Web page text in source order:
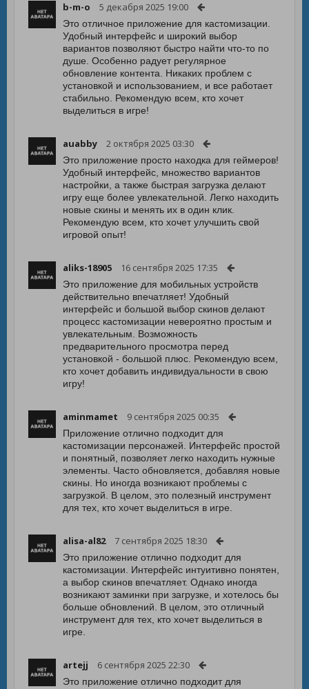
b-m-o 5 декабря 2025 19:00
Это отличное приложение для кастомизации.
Удобный интерфейс и широкий выбор
вариантов позволяют быстро найти что-то по
душе. Особенно радует регулярное
обновление контента. Никаких проблем с
установкой и использованием, и все работает
стабильно. Рекомендую всем, кто хочет
выделиться в игре!
auabby 2 октября 2025 03:30
Это приложение просто находка для геймеров!
Удобный интерфейс, множество вариантов
настройки, а также быстрая загрузка делают
игру еще более увлекательной. Легко находить
новые скины и менять их в один клик.
Рекомендую всем, кто хочет улучшить свой
игровой опыт!
aliks-18905 16 сентября 2025 17:35
Это приложение для мобильных устройств
действительно впечатляет! Удобный
интерфейс и большой выбор скинов делают
процесс кастомизации невероятно простым и
увлекательным. Возможность
предварительного просмотра перед
установкой - большой плюс. Рекомендую всем,
кто хочет добавить индивидуальности в свою
игру!
aminmamet 9 сентября 2025 00:35
Приложение отлично подходит для
кастомизации персонажей. Интерфейс простой
и понятный, позволяет легко находить нужные
элементы. Часто обновляется, добавляя новые
скины. Но иногда возникают проблемы с
загрузкой. В целом, это полезный инструмент
для тех, кто хочет выделиться в игре.
alisa-al82 7 сентября 2025 18:30
Это приложение отлично подходит для
кастомизации. Интерфейс интуитивно понятен,
а выбор скинов впечатляет. Однако иногда
возникают заминки при загрузке, и хотелось бы
больше обновлений. В целом, это отличный
инструмент для тех, кто хочет выделиться в
игре.
artejj 6 сентября 2025 22:30
Это приложение отлично подходит для